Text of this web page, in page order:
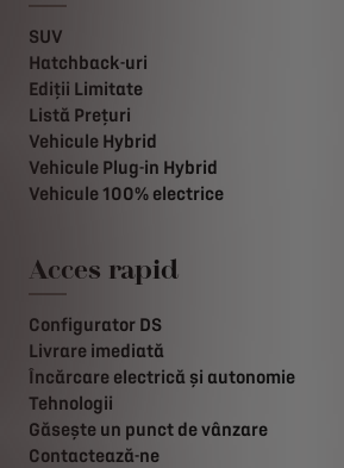
SUV
Hatchback-uri
Ediții Limitate
Listă Prețuri
Vehicule Hybrid
Vehicule Plug-in Hybrid
Vehicule 100% electrice
Acces rapid
Configurator DS
Livrare imediată
Încărcare electrică și autonomie
Tehnologii
Găsește un punct de vânzare
Contactează-ne